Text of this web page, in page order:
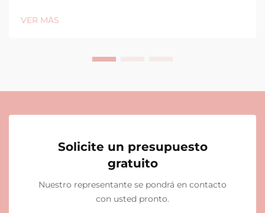
VER MÁS
Solicite un presupuesto
gratuito
Nuestro representante se pondrá en contacto
con usted pronto.